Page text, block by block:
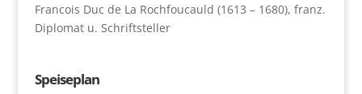
Francois Duc de La Rochfoucauld (1613 – 1680), franz.
Diplomat u. Schriftsteller
Speiseplan